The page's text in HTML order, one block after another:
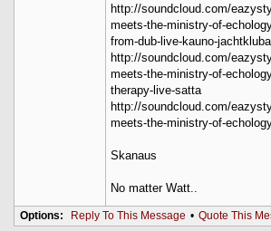
http://soundcloud.com/
meets-the-ministry-of-
from-dub-live-kauno-
http://soundcloud.com/
meets-the-ministry-of-
therapy-live-satta
http://soundcloud.com/
meets-the-ministry-of-
Skanaus
No matter Watt..
Options: Reply To This Message • Quote This